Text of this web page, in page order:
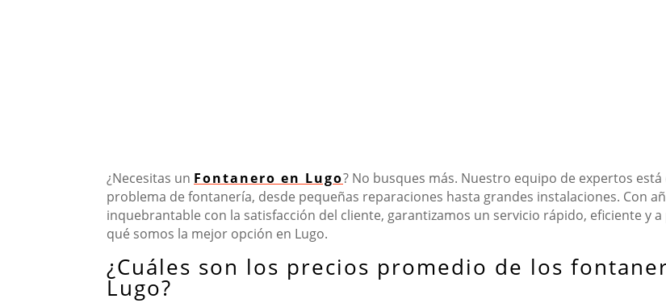
¿Necesitas un Fontanero en Lugo? No busques más. Nuestro equipo de expertos
problema de fontanería, desde pequeñas reparaciones hasta grandes instalaciones. Con
inquebrantable con la satisfacción del cliente, garantizamos un servicio rápido, eficiente y
qué somos la mejor opción en Lugo.
¿Cuáles son los precios promedio de los
Lugo?